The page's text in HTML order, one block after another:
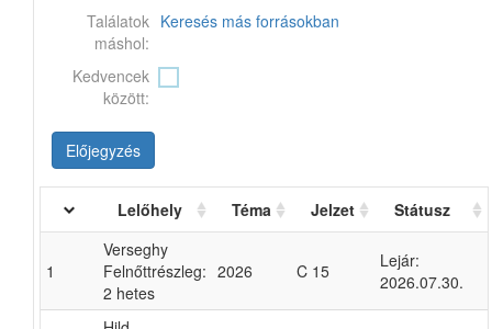
Találatok
máshol:
Keresés más forrásokban
Kedvencek
között:
Előjegyzés
Lelőhely Téma Jelzet Státusz
1
Verseghy
Felnőttrészleg:
2 hetes
2026 C 15
Lejár:
2026.07.30.